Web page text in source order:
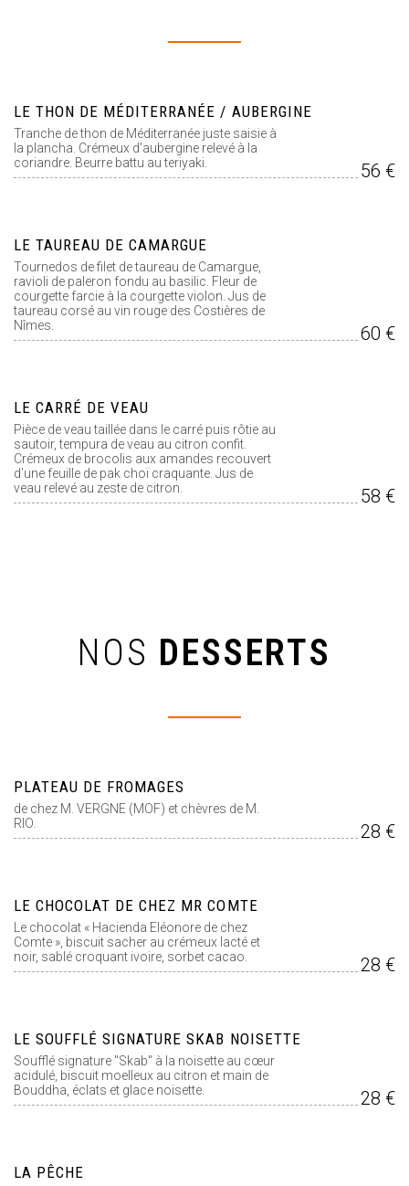
LE THON DE MÉDITERRANÉE / AUBERGINE
Tranche de thon de Méditerranée juste saisie à
la plancha. Crémeux d’aubergine relevé à la
coriandre. Beurre battu au teriyaki.
56 €
LE TAUREAU DE CAMARGUE
Tournedos de filet de taureau de Camargue,
ravioli de paleron fondu au basilic. Fleur de
courgette farcie à la courgette violon. Jus de
taureau corsé au vin rouge des Costières de
Nîmes.
60 €
LE CARRÉ DE VEAU
Pièce de veau taillée dans le carré puis rôtie au
sautoir, tempura de veau au citron confit.
Crémeux de brocolis aux amandes recouvert
d’une feuille de pak choï craquante. Jus de
veau relevé au zeste de citron.
58 €
NOS DESSERTS
PLATEAU DE FROMAGES
de chez M. VERGNE (MOF) et chèvres de M.
RIO.
28 €
LE CHOCOLAT DE CHEZ MR COMTE
Le chocolat « Hacienda Eléonore de chez
Comte », biscuit sacher au crémeux lacté et
noir, sablé croquant ivoire, sorbet cacao.
28 €
LE SOUFFLÉ SIGNATURE SKAB NOISETTE
Soufflé signature "Skab" à la noisette au cœur
acidulé, biscuit moelleux au citron et main de
Bouddha, éclats et glace noisette.
28 €
LA PÊCHE